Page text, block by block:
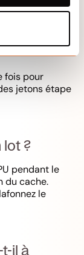
et le
fois pour
jetons étape
lot ?
pendant le
du cache.
le
il à